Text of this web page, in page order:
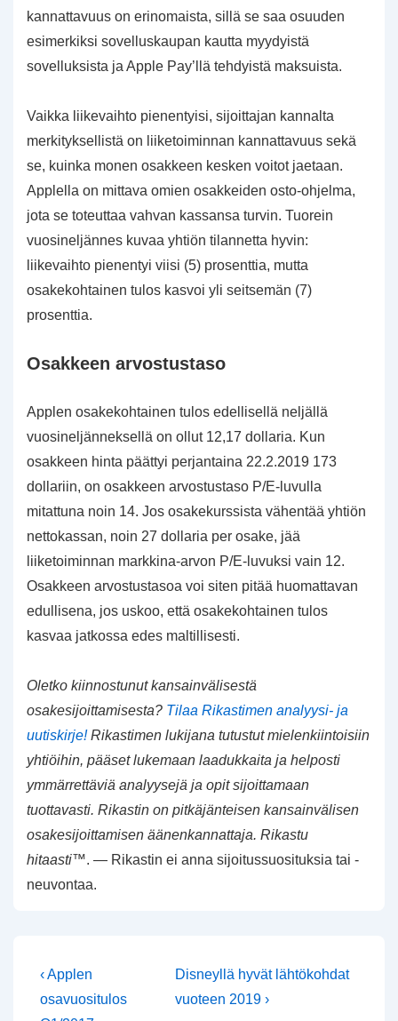
kannattavuus on erinomaista, sillä se saa osuuden
esimerkiksi sovelluskaupan kautta myydyistä
sovelluksista ja Apple Pay’llä tehdyistä maksuista.
Vaikka liikevaihto pienentyisi, sijoittajan kannalta
merkityksellistä on liiketoiminnan kannattavuus sekä
se, kuinka monen osakkeen kesken voitot jaetaan.
Applella on mittava omien osakkeiden osto-ohjelma,
jota se toteuttaa vahvan kassansa turvin. Tuorein
vuosineljännes kuvaa yhtiön tilannetta hyvin:
liikevaihto pienentyi viisi (5) prosenttia, mutta
osakekohtainen tulos kasvoi yli seitsemän (7)
prosenttia.
Osakkeen arvostustaso
Applen osakekohtainen tulos edellisellä neljällä
vuosineljänneksellä on ollut 12,17 dollaria. Kun
osakkeen hinta päättyi perjantaina 22.2.2019 173
dollariin, on osakkeen arvostustaso P/E-luvulla
mitattuna noin 14. Jos osakekurssista vähentää yhtiön
nettokassan, noin 27 dollaria per osake, jää
liiketoiminnan markkina-arvon P/E-luvuksi vain 12.
Osakkeen arvostustasoa voi siten pitää huomattavan
edullisena, jos uskoo, että osakekohtainen tulos
kasvaa jatkossa edes maltillisesti.
Oletko kiinnostunut kansainvälisestä
osakesijoittamisesta? Tilaa Rikastimen analyysi- ja
uutiskirje!Rikastimen lukijana tutustut mielenkiintoisiin
yhtiöihin, pääset lukemaan laadukkaita ja helposti
ymmärrettäviä analyysejä ja opit sijoittamaan
tuottavasti. Rikastin on pitkäjänteisen kansainvälisen
osakesijoittamisen äänenkannattaja. Rikastu
hitaasti™. — Rikastin ei anna sijoitussuosituksia tai -
neuvontaa.
Artikkelien
selaus
Edellinen
‹ Applen
osavuositulos
Seuraava
artikkeli
Disneyllä hyvät lähtökohdat
vuoteen 2019 ›